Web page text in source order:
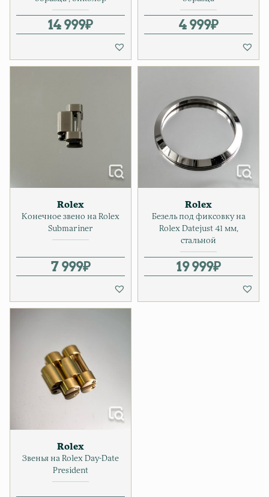
14 999₽ 4 999₽
Rolex
Конечное звено на Rolex
Submariner
7 999₽
Rolex
Безель под фиксовку на
Rolex Datejust 41 мм,
стальной
19 999₽
Rolex
Звенья на Rolex Day-Date
President